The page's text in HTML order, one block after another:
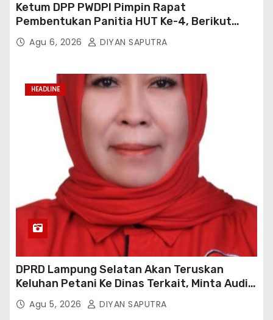
Ketum DPP PWDPI Pimpin Rapat
Pembentukan Panitia HUT Ke-4, Berikut
Susunan Dan Rangkaian Kegiatannya
Agu 6, 2026 DIYAN SAPUTRA
HEADLINE
DPRD Lampung Selatan Akan Teruskan
Keluhan Petani Ke Dinas Terkait, Minta Audit
Penyaluran Pupuk Bersubsidi Di Desa Budi
Lestari
Agu 5, 2026 DIYAN SAPUTRA